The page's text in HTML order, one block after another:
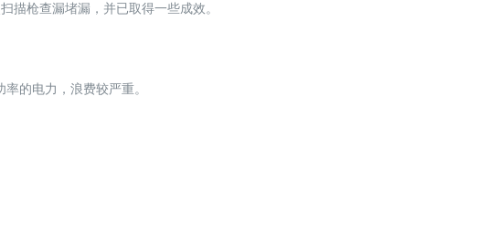
描枪查漏堵漏，并已取得一些成效。
的电力，浪费较严重。